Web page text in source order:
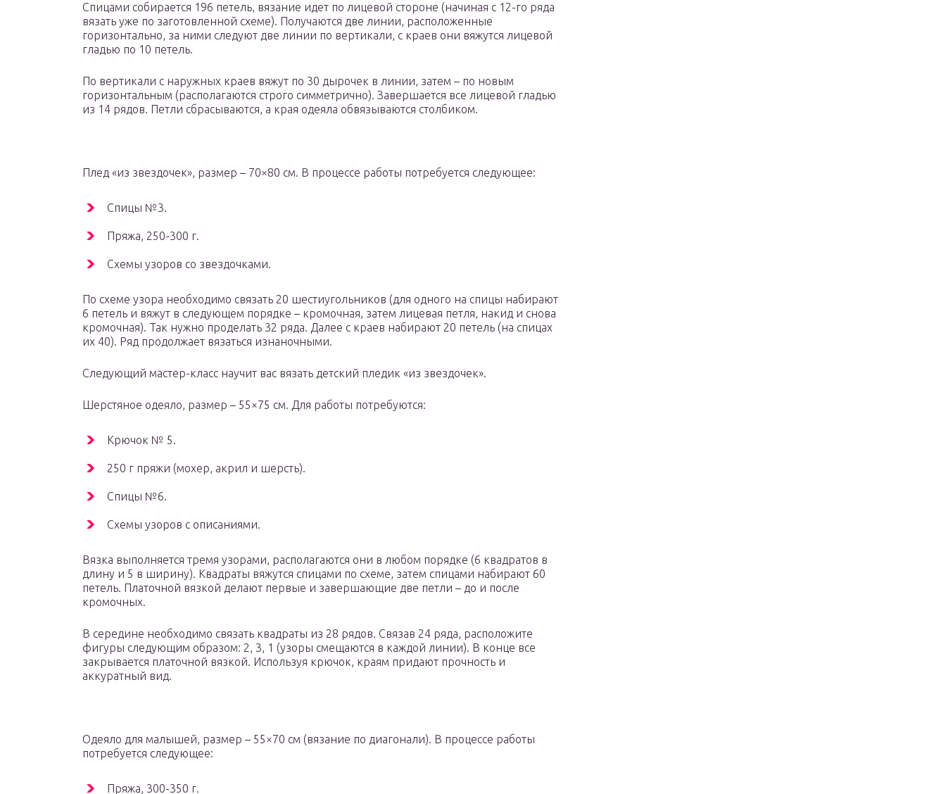
Спицами собирается 196 петель, вязание идет по лицевой стороне (начиная с 12-го ряда
вязать уже по заготовленной схеме). Получаются две линии, расположенные
горизонтально, за ними следуют две линии по вертикали, с краев они вяжутся лицевой
гладью по 10 петель.
По вертикали с наружных краев вяжут по 30 дырочек в линии, затем – по новым
горизонтальным (располагаются строго симметрично). Завершается все лицевой гладью
из 14 рядов. Петли сбрасываются, а края одеяла обвязываются столбиком.
Плед «из звездочек», размер – 70×80 см. В процессе работы потребуется следующее:
Спицы №3.
Пряжа, 250-300 г.
Схемы узоров со звездочками.
По схеме узора необходимо связать 20 шестиугольников (для одного на спицы набирают
6 петель и вяжут в следующем порядке – кромочная, затем лицевая петля, накид и снова
кромочная). Так нужно проделать 32 ряда. Далее с краев набирают 20 петель (на спицах
их 40). Ряд продолжает вязаться изнаночными.
Следующий мастер-класс научит вас вязать детский пледик «из звездочек».
Шерстяное одеяло, размер – 55×75 см. Для работы потребуются:
Крючок № 5.
250 г пряжи (мохер, акрил и шерсть).
Спицы №6.
Схемы узоров с описаниями.
Вязка выполняется тремя узорами, располагаются они в любом порядке (6 квадратов в
длину и 5 в ширину). Квадраты вяжутся спицами по схеме, затем спицами набирают 60
петель. Платочной вязкой делают первые и завершающие две петли – до и после
кромочных.
В середине необходимо связать квадраты из 28 рядов. Связав 24 ряда, расположите
фигуры следующим образом: 2, 3, 1 (узоры смещаются в каждой линии). В конце все
закрывается платочной вязкой. Используя крючок, краям придают прочность и
аккуратный вид.
Одеяло для малышей, размер – 55×70 см (вязание по диагонали). В процессе работы
потребуется следующее:
Пряжа, 300-350 г.